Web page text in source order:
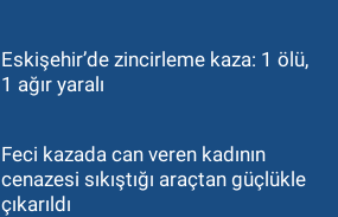
Eskişehir’de zincirleme kaza: 1 ölü,
1 ağır yaralı
Feci kazada can veren kadının
cenazesi sıkıştığı araçtan güçlükle
çıkarıldı